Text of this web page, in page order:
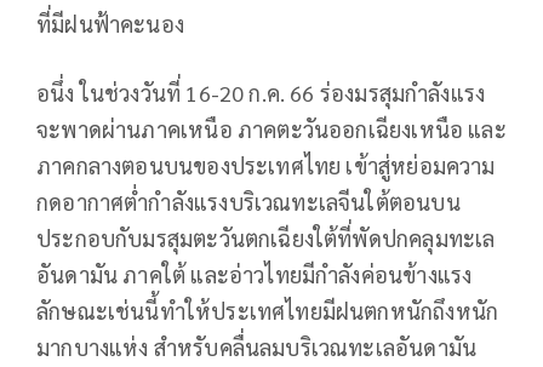
ที่มีฝนฟ้าคะนอง
อนึ่ง ในช่วงวันที่ 16-20 ก.ค. 66 ร่องมรสุมกำลังแรง
จะพาดผ่านภาคเหนือ ภาคตะวันออกเฉียงเหนือ และ
ภาคกลางตอนบนของประเทศไทย เข้าสู่หย่อมความ
กดอากาศต่ำกำลังแรงบริเวณทะเลจีนใต้ตอนบน
ประกอบกับมรสุมตะวันตกเฉียงใต้ที่พัดปกคลุมทะเล
อันดามัน ภาคใต้ และอ่าวไทยมีกำลังค่อนข้างแรง
ลักษณะเช่นนี้ทำให้ประเทศไทยมีฝนตกหนักถึงหนัก
มากบางแห่ง สำหรับคลื่นลมบริเวณทะเลอันดามัน